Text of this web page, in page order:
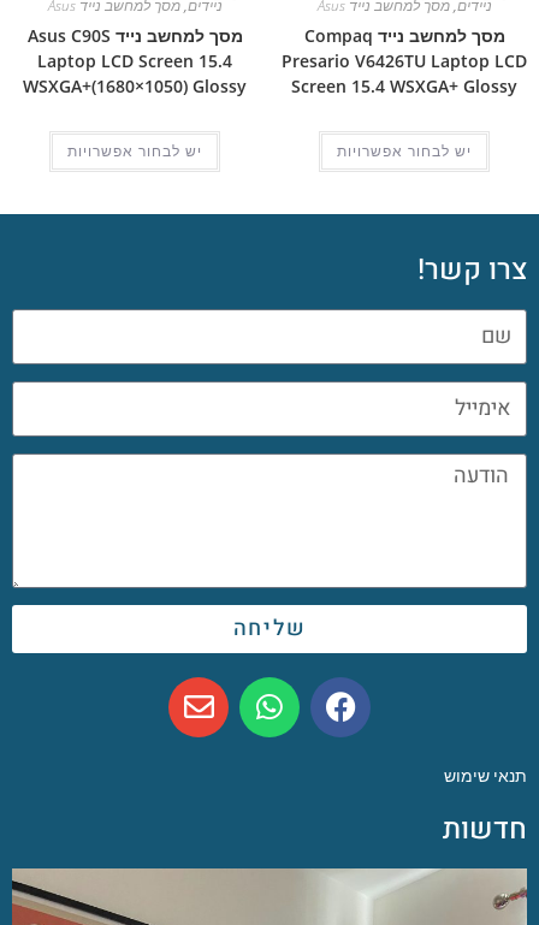
ניידים,מסך למחשב נייד Asus
מסך למחשב נייד Compaq
Presario V6426TU Laptop LCD
Screen 15.4 WSXGA+ Glossy
יש לבחור אפשרויות
ניידים,מסך למחשב נייד Asus
מסך למחשב נייד Asus C90S
Laptop LCD Screen 15.4
WSXGA+(1680×1050) Glossy
יש לבחור אפשרויות
צרו קשר!
שליחה
תנאי שימוש
חדשות